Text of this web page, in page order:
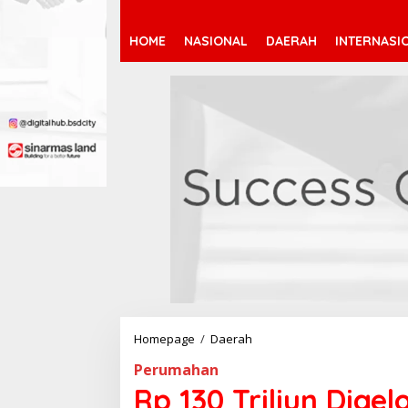
HOME NASIONAL DAERAH
Homepage / Daerah
0
Perumahan
Rp 130 Triliun